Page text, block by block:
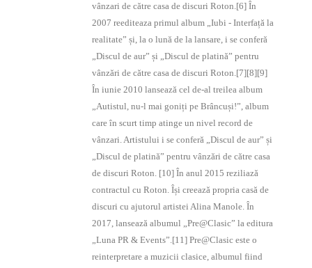
vânzari de către casa de discuri Roton.[6] În
2007 reediteaza primul album „Iubi - Interfață la
realitate” și, la o lună de la lansare, i se conferă
„Discul de aur” și „Discul de platină” pentru
vânzări de către casa de discuri Roton.[7][8][9]
În iunie 2010 lansează cel de-al treilea album
„Autistul, nu-l mai goniți pe Brâncuși!”, album
care în scurt timp atinge un nivel record de
vânzari. Artistului i se conferă „Discul de aur” și
„Discul de platină” pentru vânzări de către casa
de discuri Roton. [10] În anul 2015 reziliază
contractul cu Roton. Își creează propria casă de
discuri cu ajutorul artistei Alina Manole. În
2017, lansează albumul „Pre@Clasic” la editura
„Luna PR & Events”.[11] Pre@Clasic este o
reinterpretare a muzicii clasice, albumul fiind